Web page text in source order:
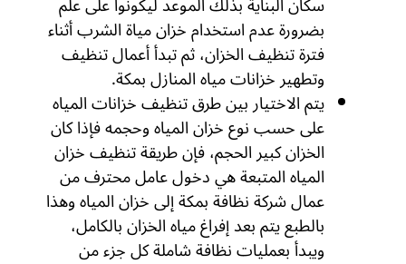
بضرورة عدم استخدام خزان مياة الشرب أثناء
فترة تنظيف الخزان، ثم تبدأ أعمال تنظيف
وتطهير خزانات مياه المنازل بمكة.
يتم الاختيار بين طرق تنظيف خزانات المياه
على حسب نوع خزان المياه وحجمه فإذا كان
الخزان كبير الحجم، فإن طريقة تنظيف خزان
المياه المتبعة هي دخول عامل محترف من
عمال شركة نظافة بمكة إلى خزان المياه وهذا
بالطبع يتم بعد إفراغ مياه الخزان بالكامل،
ويبدأ بعمليات نظافة شاملة كل جزء من